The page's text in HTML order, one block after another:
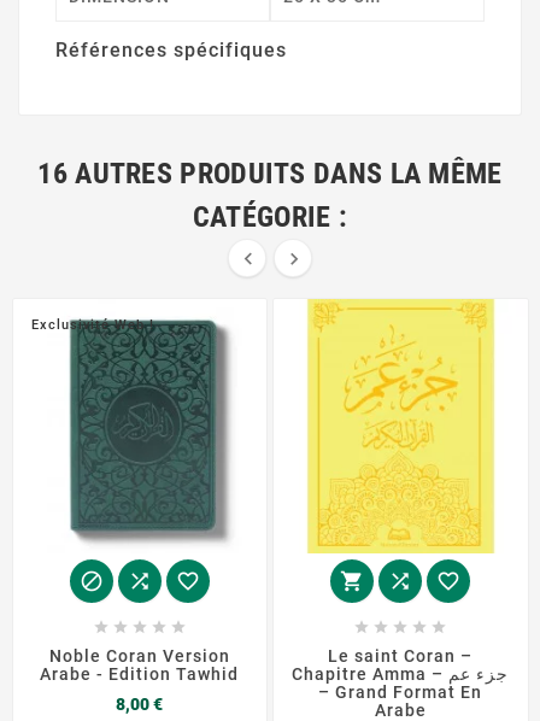
Références spécifiques
16 AUTRES PRODUITS DANS LA MÊME
CATÉGORIE :
 
Exclusivité Web !
  
    
Noble Coran Version
Arabe - Edition Tawhid
8,00 €Prix
  
    
Le saint Coran –
Chapitre Amma – جزء عم
– Grand Format En
Arabe